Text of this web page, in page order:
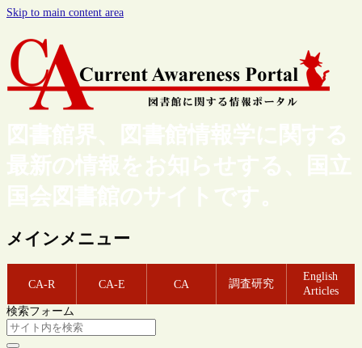
Skip to main content area
図書館界、図書館情報学に関する
最新の情報をお知らせする、国立
国会図書館のサイトです。
メインメニュー
CA-R CA-E CA 調査研究
English
Articles
検索フォーム